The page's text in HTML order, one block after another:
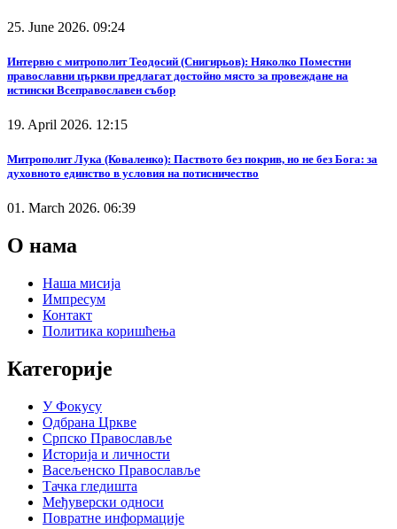
25. June 2026. 09:24
Интервю с митрополит Теодосий (Снигирьов): Няколко Поместни
православни църкви предлагат достойно място за провеждане на
истински Всеправославен събор
19. April 2026. 12:15
Митрополит Лука (Коваленко): Паството без покрив, но не без Бога: за
духовното единство в условия на потисничество
01. March 2026. 06:39
О нама
Наша мисија
Импресум
Контакт
Политика коришћења
Категорије
У Фокусу
Одбрана Цркве
Српско Православље
Историја и личности
Васељенско Православље
Тачка гледишта
Међуверски односи
Повратне информације